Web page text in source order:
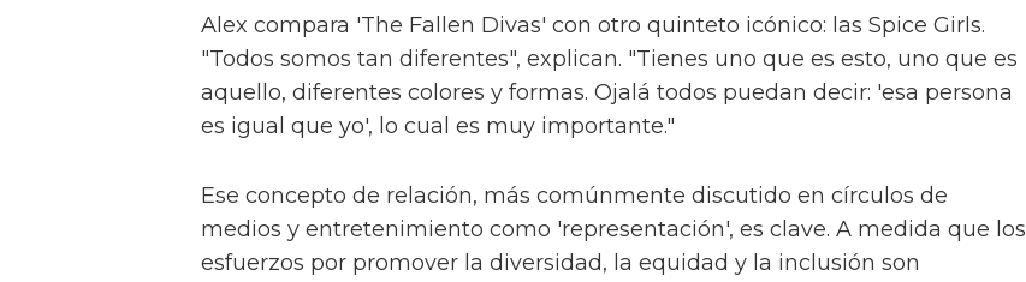
Alex compara 'The Fallen Divas' con otro quinteto icónico: las Spice Girls.
"Todos somos tan diferentes", explican. "Tienes uno que es esto, uno que es
aquello, diferentes colores y formas. Ojalá todos puedan decir: 'esa persona
es igual que yo', lo cual es muy importante."
Ese concepto de relación, más comúnmente discutido en círculos de
medios y entretenimiento como 'representación', es clave. A medida que los
esfuerzos por promover la diversidad, la equidad y la inclusión son